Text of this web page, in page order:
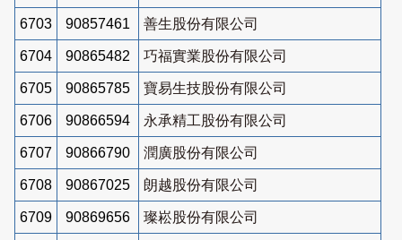
6703 90857461 善生股份有限公司
6704 90865482 巧福實業股份有限公司
6705 90865785 寶易生技股份有限公司
6706 90866594 永承精工股份有限公司
6707 90866790 潤廣股份有限公司
6708 90867025 朗越股份有限公司
6709 90869656 璨崧股份有限公司